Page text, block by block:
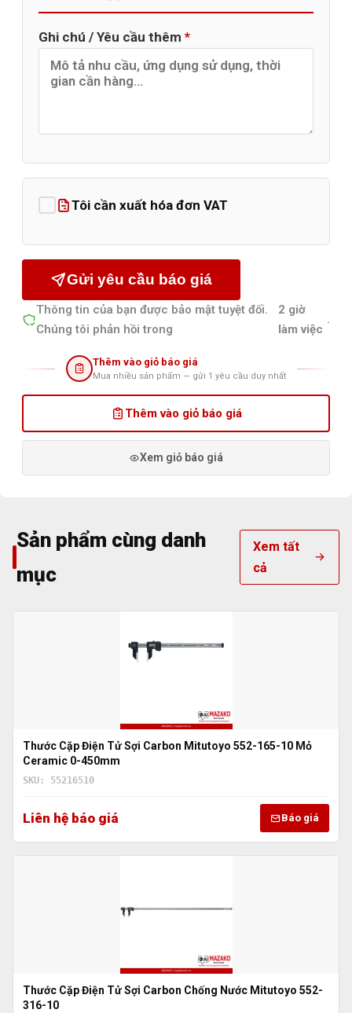
Ghi chú / Yêu cầu thêm *
Tôi cần xuất hóa đơn VAT
Gửi yêu cầu báo giá
Thông tin của bạn được bảo mật tuyệt đối.
Chúng tôi phản hồi trong
2 giờ
làm việc
.
Thêm vào giỏ báo giá
Mua nhiều sản phẩm — gửi 1 yêu cầu duy nhất
Thêm vào giỏ báo giá
Xem giỏ báo giá
Sản phẩm cùng danh
mục
Xem tất
cả
Thước Cặp Điện Tử Sợi Carbon Mitutoyo 552-165-10 Mỏ
Ceramic 0-450mm
SKU: 55216510
Liên hệ báo giá Báo giá
Thước Cặp Điện Tử Sợi Carbon Chống Nước Mitutoyo 552-
316-10